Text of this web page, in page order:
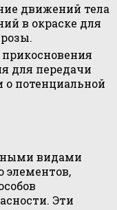
движений тела
в окраске для
для передачи
потенциальной
видами
Эти